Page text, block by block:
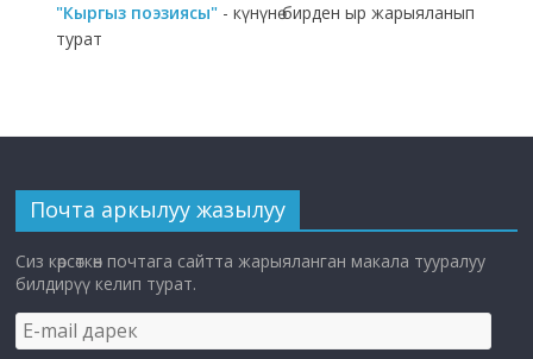
"Кыргыз поэзиясы" - күнүнө бирден ыр жарыяланып
турат
Почта аркылуу жазылуу
Сиз көрсөткөн почтага сайтта жарыяланган макала тууралуу
билдирүү келип турат.
E-
mail